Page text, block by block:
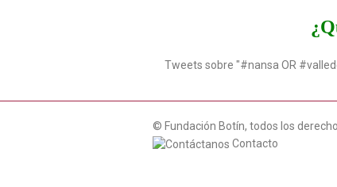
Tweets sobre "#nansa OR
© Fundación Botín, todos los
Contacto